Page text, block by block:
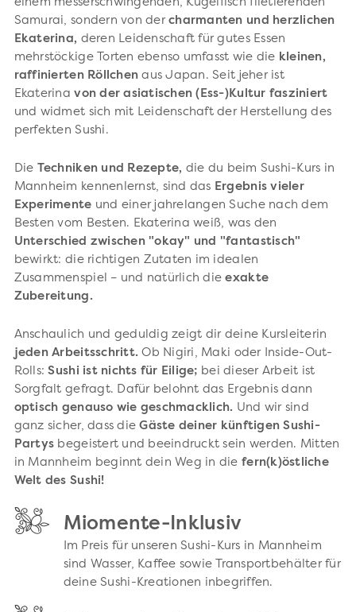
einem messerschwingenden, Kugelfisch filetierenden
Samurai, sondern von dercharmanten und herzlichen
Ekaterina, deren Leidenschaft für gutes Essen
mehrstöckige Torten ebenso umfasst wie die kleinen,
raffinierten Röllchen aus Japan. Seit jeher ist
Ekaterinavon der asiatischen (Ess-)Kultur fasziniert
und widmet sich mit Leidenschaft der Herstellung des
perfekten Sushi.
Die Techniken und Rezepte, die du beim Sushi-Kurs in
Mannheim kennenlernst, sind das Ergebnis vieler
Experimente und einer jahrelangen Suche nach dem
Besten vom Besten. Ekaterina weiß, was den
Unterschied zwischen "okay" und "fantastisch"
bewirkt: die richtigen Zutaten im idealen
Zusammenspiel – und natürlich dieexakte
Zubereitung.
Anschaulich und geduldig zeigt dir deine Kursleiterin
jeden Arbeitsschritt. Ob Nigiri, Maki oder Inside-Out-
Rolls:Sushi ist nichts für Eilige; bei dieser Arbeit ist
Sorgfalt gefragt. Dafür belohnt das Ergebnis dann
optisch genauso wie geschmacklich. Und wir sind
ganz sicher, dass dieGäste deiner künftigen Sushi-
Partys begeistert und beeindruckt sein werden. Mitten
in Mannheim beginnt dein Weg in diefern(k)östliche
Welt des Sushi!
Miomente-Inklusiv
Im Preis für unseren Sushi-Kurs in Mannheim
sind Wasser, Kaffee sowie Transportbehälter für
deine Sushi-Kreationen inbegriffen.